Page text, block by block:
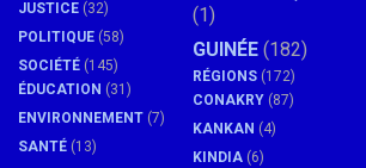
JUSTICE (32)
POLITIQUE (58)
SOCIÉTÉ (145)
ÉDUCATION (31)
ENVIRONNEMENT (7)
SANTÉ (13)
(1)
GUINÉE (182)
RÉGIONS (172)
CONAKRY (87)
KANKAN (4)
KINDIA (6)